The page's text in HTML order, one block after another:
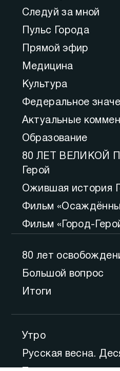
80 лет
Большой вопрос
Итоги
Утро
Русская весна.
Следуй за мной
Пульс Города
Прямой эфир
Медицина
Культура
Федеральное
Актуальные
Образование
80 ЛЕТ ВЕЛИКОЙ
Герой
Ожившая история
Фильм
Фильм «Город-